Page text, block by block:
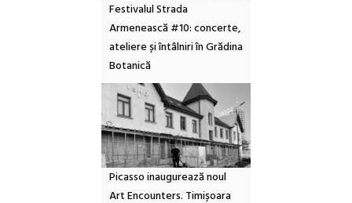
Festivalul Strada
Armenească #10: concerte,
ateliere și întâlniri în Grădina
Botanică
Picasso inaugurează noul
Art Encounters. Timișoara